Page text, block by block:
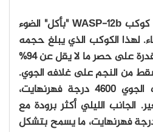
يقوم الجانب اليومي من كوكب WASP-12b "بأكل" الضوء
لهذا الكوكب الذي يبلغ حجمه
ضعفي حجم المشتري القدرة على حصر ما لا يقل عن 94%
من النجم على غلافه الجوي.
تبلغ درجة حرارة الغلاف الجوي 4600 درجة فهرنهايت،
الليلي أكثر برودة مع
حرارة تبلغ 2200 درجة فهرنهايت، ما يسمح بتشكل